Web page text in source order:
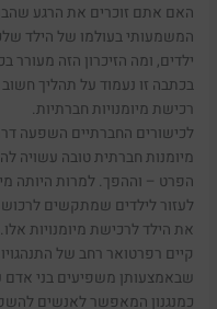
האם אתם זוכרים את הרגע
המשמעותי בעולמו של הילד
ילדים, ומה הזיכרון הזה מעורר
בכתבה זו נעמוד על תהליך
רכישת מיומנויות חברתיות.
לכישורים החברתיים השפעה
מיומנות חברתית טובה עשויה
הפרט – וההפך. למרות היותה
לעזור לילדים שמתקשים
את הילד לרכישת מיומנויות אלו.
קיים רפרטואר רחב של
שבאמצעותן משפיעים בני אדם
כמנגנון המאפשר לאנשים